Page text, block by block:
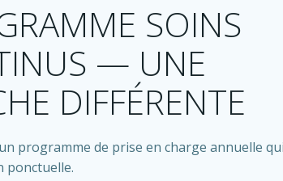
SOINS
— UNE
DIFFÉRENTE
programme de prise en charge annuelle qui
ponctuelle.